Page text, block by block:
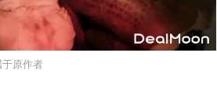
原作者